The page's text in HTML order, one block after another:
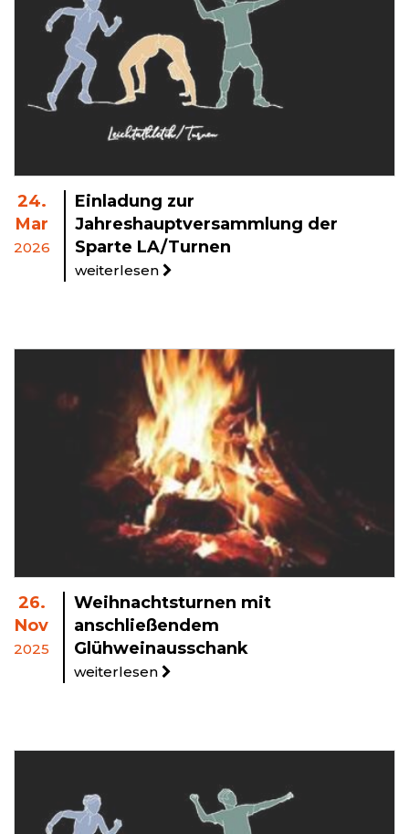
24.
Mar
2026
Einladung zur
Jahreshauptversammlung der
Sparte LA/Turnen
weiterlesen
26.
Nov
2025
Weihnachtsturnen mit
anschließendem
Glühweinausschank
weiterlesen